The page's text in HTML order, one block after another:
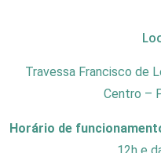
Travessa Francisco de
Centro –
Horário de